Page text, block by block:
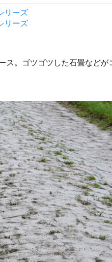
リーズ
リーズ
ス。ゴツゴツした石畳などが